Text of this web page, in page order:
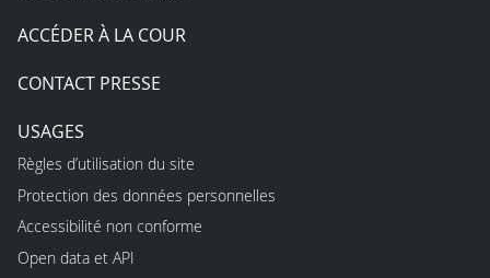
ACCÉDER À LA COUR
CONTACT PRESSE
USAGES
Règles d’utilisation du site
Protection des données personnelles
Accessibilité non conforme
Open data et API